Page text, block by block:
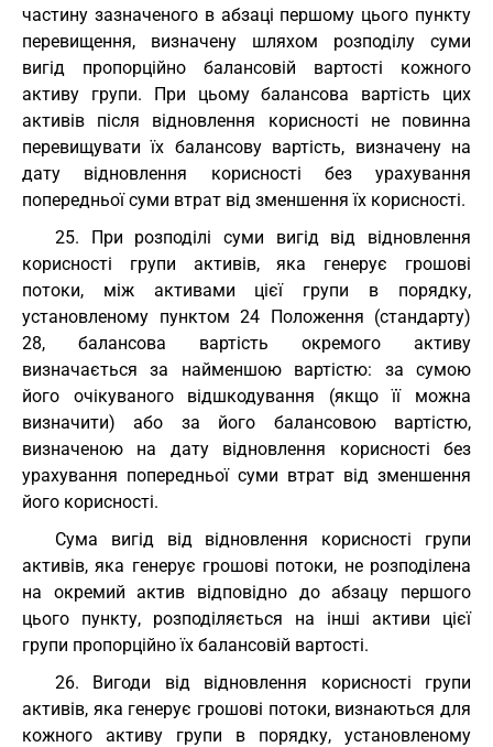
частину зазначеного в абзаці першому цього пункту
перевищення, визначену шляхом розподілу суми
вигід пропорційно балансовій вартості кожного
активу групи. При цьому балансова вартість цих
активів після відновлення корисності не повинна
перевищувати їх балансову вартість, визначену на
дату відновлення корисності без урахування
попередньої суми втрат від зменшення їх корисності.
25. При розподілі суми вигід від відновлення
корисності групи активів, яка генерує грошові
потоки, між активами цієї групи в порядку,
установленому пунктом 24 Положення (стандарту)
28, балансова вартість окремого активу
визначається за найменшою вартістю: за сумою
його очікуваного відшкодування (якщо її можна
визначити) або за його балансовою вартістю,
визначеною на дату відновлення корисності без
урахування попередньої суми втрат від зменшення
його корисності.
Сума вигід від відновлення корисності групи
активів, яка генерує грошові потоки, не розподілена
на окремий актив відповідно до абзацу першого
цього пункту, розподіляється на інші активи цієї
групи пропорційно їх балансовій вартості.
26. Вигоди від відновлення корисності групи
активів, яка генерує грошові потоки, визнаються для
кожного активу групи в порядку, установленому